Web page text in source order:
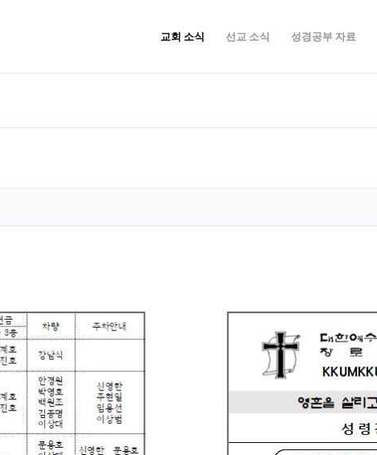
교회 소식 선교 소식 성경공부 자료